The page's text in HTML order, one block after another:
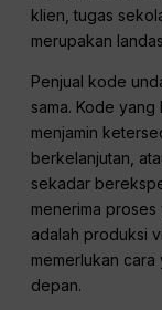
klien, tugas
merupakan
Penjual kode
sama. Kode
menjamin
berkelanjutan,
sekadar
menerima proses
adalah produksi
memerlukan
depan.